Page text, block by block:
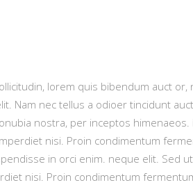
lorem quis bibendum auct
Nam nec tellus a odioer tincidunt
nostra, per inceptos
nisi. Proin condimentum
in orci enim. neque elit. Sed
nisi. Proin condimentum